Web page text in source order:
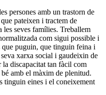
persones amb un trastorn de
pateixen i tractem de
seves famílies. Treballem
com sigui possible i
que puguin, que tinguin feina i
xarxa social i gaudeixin de
la discapacitat tan fàcil com
amb el màxim de plenitud.
tinguin eines i el coneixement